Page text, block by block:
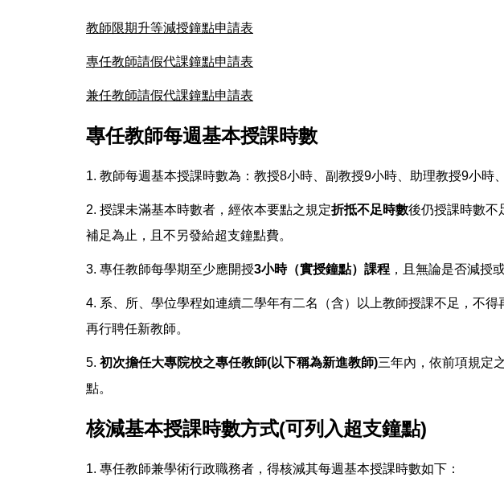
教師限期升等減授鐘點申請表
專任教師請假代課鐘點申請表
兼任教師請假代課鐘點申請表
專任教師每週基本授課時數
1. 教師每週基本授課時數為：教授8小時、副教授9小時、助理教授9小時
2. 授課未滿基本時數者，經依本要點之規定折抵不足時數後仍授課時數不
補足為止，且不另發給超支鐘點費。
3. 專任教師每學期至少應開授3小時（實授鐘點）課程 ，且無論是否減授
4. 系、所、學位學程如連續二學年有二名（含）以上教師授課不足，不
再行聘任新教師。
5. 初次擔任大專院校之專任教師(以下稱為新進教師)三年內，依前項規定
點。
核減基本授課時數方式(可列入超支鐘點)
1. 專任教師兼學術行政職務者，得核減其每週基本授課時數如下：